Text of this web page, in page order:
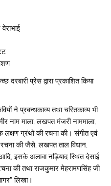
दरबारी प्रेस द्वारा प्रकाशित किया
ने प्रबन्धकाव्य तथा चरितकाव्य भी
नाम माला, लखपत मंजरी नाममाला,
लक्षण ग्रंथों की रचना की। संगीत एवं
की जैसे, लखपत ताल विधान,
इसके अलावा नड़ियाद स्थित देसाई
की तथा राजकुमार मेहरामणसिंह जी
लिखा।